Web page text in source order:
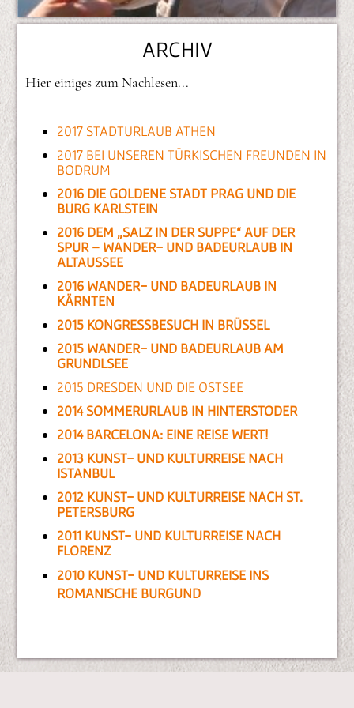
ARCHIV
Hier einiges zum Nachlesen...
2017 STADTURLAUB ATHEN
2017 BEI UNSEREN TÜRKISCHEN FREUNDEN IN
BODRUM
2016 DIE GOLDENE STADT PRAG UND DIE
BURG KARLSTEIN
2016 DEM „SALZ IN DER SUPPE“ AUF DER
SPUR – WANDER- UND BADEURLAUB IN
ALTAUSSEE
2016 WANDER- UND BADEURLAUB IN
KÄRNTEN
2015 KONGRESSBESUCH IN BRÜSSEL
2015 WANDER- UND BADEURLAUB AM
GRUNDLSEE
2015 DRESDEN UND DIE OSTSEE
2014 SOMMERURLAUB IN HINTERSTODER
2014 BARCELONA: EINE REISE WERT!
2013 KUNST- UND KULTURREISE NACH
ISTANBUL
2012 KUNST- UND KULTURREISE NACH ST.
PETERSBURG
2011 KUNST- UND KULTURREISE NACH
FLORENZ
2010 KUNST- UND KULTURREISE INS
ROMANISCHE BURGUND